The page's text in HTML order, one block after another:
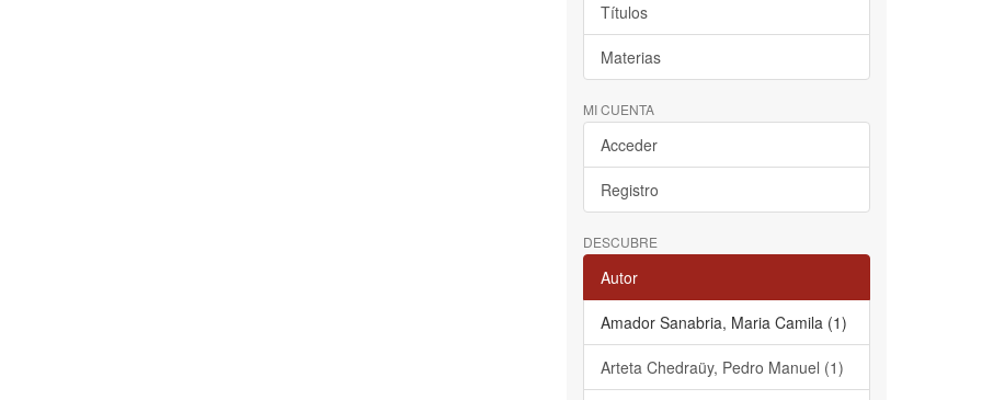
Títulos
Materias
MI CUENTA
Acceder
Registro
DESCUBRE
Autor
Amador Sanabria, Maria Camila (1)
Arteta Chedraüy, Pedro Manuel (1)